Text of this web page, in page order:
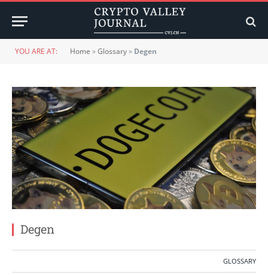
YOU ARE AT: Home »Glossary» Degen
Degen
GLOSSARY